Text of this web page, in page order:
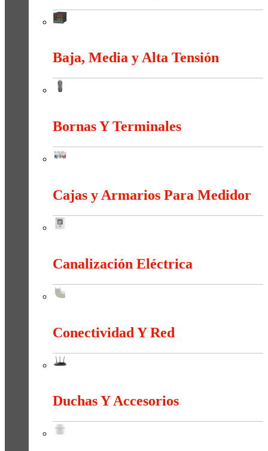
Baja, Media y Alta Tensión
Bornas Y Terminales
Cajas y Armarios Para Medidor
Canalización Eléctrica
Conectividad Y Red
Duchas Y Accesorios